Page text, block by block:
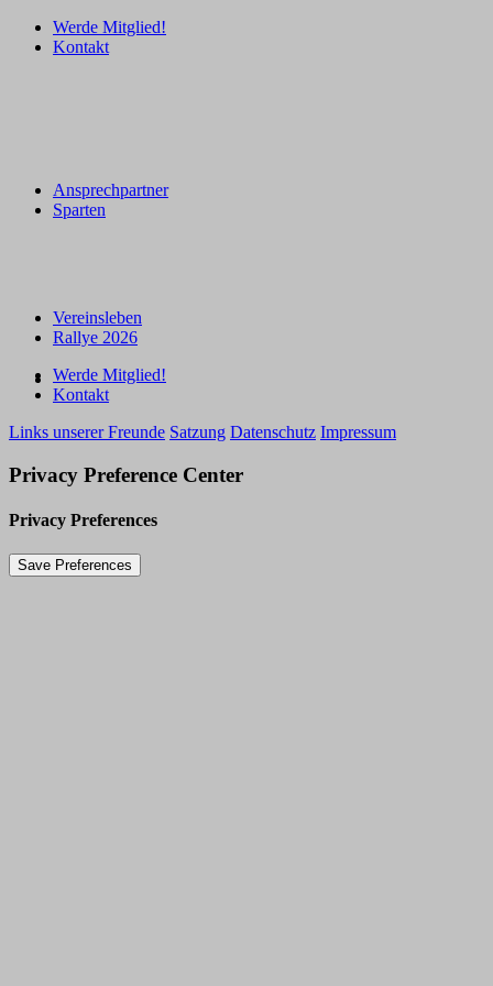
Werde Mitglied!
Kontakt
Ansprechpartner
Sparten
Vereinsleben
Rallye 2026
Werde Mitglied!
Kontakt
Links unserer Freunde Satzung Datenschutz Impressum
Privacy Preference Center
Privacy Preferences